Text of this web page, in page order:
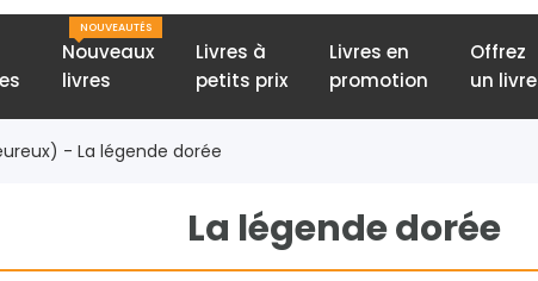
Nouveaux
livres
NOUVEAUTÉS
Livres à
petits prix
Livres en
promotion
Offrez
un livre
- La légende dorée
La légende dorée